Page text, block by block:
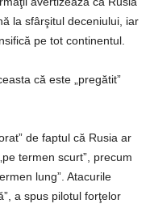
la sfârşitul deceniului, iar
pe tot continentul.
că este „pregătit”
de faptul că Rusia ar
termen scurt”, precum
lung”. Atacurile
a spus pilotul forţelor